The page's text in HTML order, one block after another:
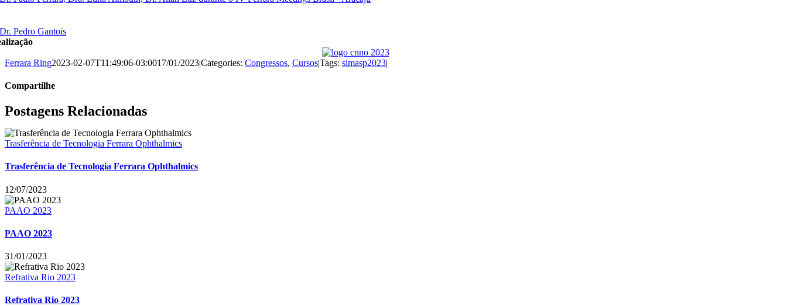
Ferrara Ring2023-02-07T11:49:06-03:0017/01/2023|Categories: Congressos, Cursos|Tags: simasp2023|
Compartilhe
Facebook
X
LinkedIn
WhatsApp
Postagens Relacionadas
Trasferência de Tecnologia Ferrara Ophthalmics
Trasferência de Tecnologia Ferrara Ophthalmics
12/07/2023
PAAO 2023
PAAO 2023
31/01/2023
Refrativa Rio 2023
Refrativa Rio 2023